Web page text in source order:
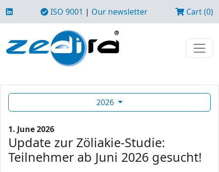
ISO 9001 | Our newsletter Cart (0)
2026
1. June 2026
Update zur Zöliakie-Studie:
Teilnehmer ab Juni 2026 gesucht!